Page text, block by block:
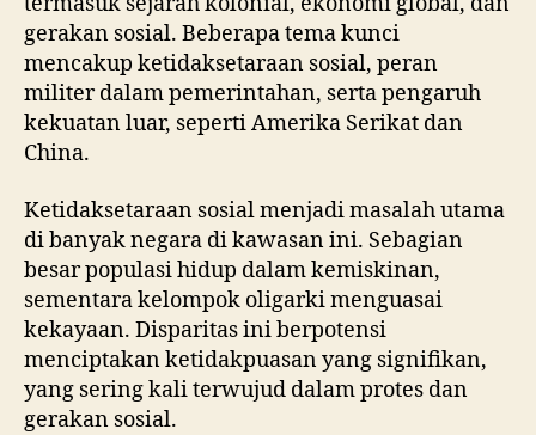
gerakan sosial. Beberapa tema kunci
mencakup ketidaksetaraan sosial, peran
militer dalam pemerintahan, serta pengaruh
kekuatan luar, seperti Amerika Serikat dan
China.
Ketidaksetaraan sosial menjadi masalah utama
di banyak negara di kawasan ini. Sebagian
besar populasi hidup dalam kemiskinan,
sementara kelompok oligarki menguasai
kekayaan. Disparitas ini berpotensi
menciptakan ketidakpuasan yang signifikan,
yang sering kali terwujud dalam protes dan
gerakan sosial.